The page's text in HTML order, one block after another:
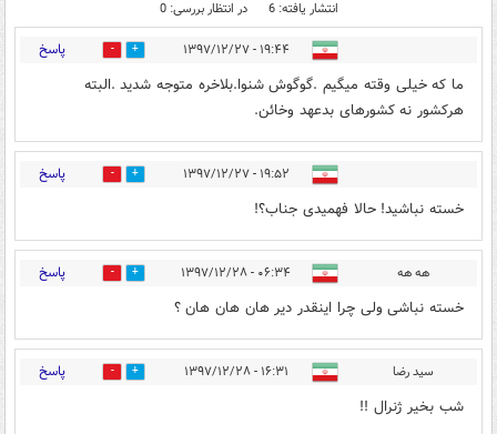
انتشار یافته: 6 در انتظار بررسی: 0
۱۹:۴۴ - ۱۳۹۷/۱۲/۲۷ 31 پاسخ
ما که خیلی وقته میگیم .گوگوش شنوا.بلاخره متوجه شدید .البته
هرکشور نه کشورهای بدعهد وخائن.
۱۹:۵۲ - ۱۳۹۷/۱۲/۲۷ 11 پاسخ
خسته نباشید! حالا فهمیدی جناب؟!
هه هه ۰۶:۳۴ - ۱۳۹۷/۱۲/۲۸ 4 پاسخ
خسته نباشی ولی چرا اینقدر دیر هان هان هان ؟
سید رضا ۱۶:۳۱ - ۱۳۹۷/۱۲/۲۸ 1 پاسخ
شب بخیر ژنرال !!